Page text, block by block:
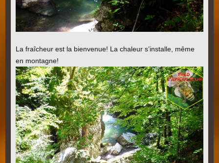
La fraîcheur est la bienvenue! La chaleur s’installe, même
en montagne!